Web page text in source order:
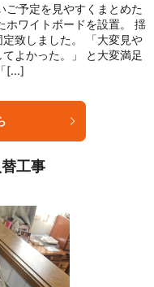
ご予定を見やすくまとめた
ホワイトボードを設置。 揺
致しました。 「大変見や
よかった。」 と大変満足
[...]
工事